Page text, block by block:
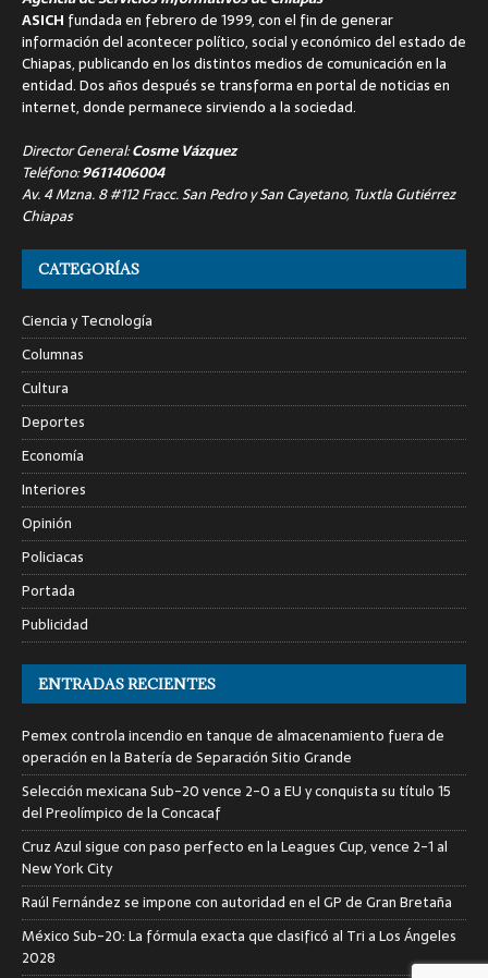
ASICH fundada en febrero de 1999, con el fin de generar
información del acontecer político, social y económico del estado de
Chiapas, publicando en los distintos medios de comunicación en la
entidad. Dos años después se transforma en portal de noticias en
internet, donde permanece sirviendo a la sociedad.
Director General:Cosme Vázquez
Teléfono:9611406004
Av. 4 Mzna. 8 #112 Fracc. San Pedro y San Cayetano, Tuxtla Gutiérrez
Chiapas
CATEGORÍAS
Ciencia y Tecnología
Columnas
Cultura
Deportes
Economía
Interiores
Opinión
Policiacas
Portada
Publicidad
ENTRADAS RECIENTES
Pemex controla incendio en tanque de almacenamiento fuera de
operación en la Batería de Separación Sitio Grande
Selección mexicana Sub-20 vence 2-0 a EU y conquista su título 15
del Preolímpico de la Concacaf
Cruz Azul sigue con paso perfecto en la Leagues Cup, vence 2-1 al
New York City
Raúl Fernández se impone con autoridad en el GP de Gran Bretaña
México Sub-20: La fórmula exacta que clasificó al Tri a Los Ángeles
2028